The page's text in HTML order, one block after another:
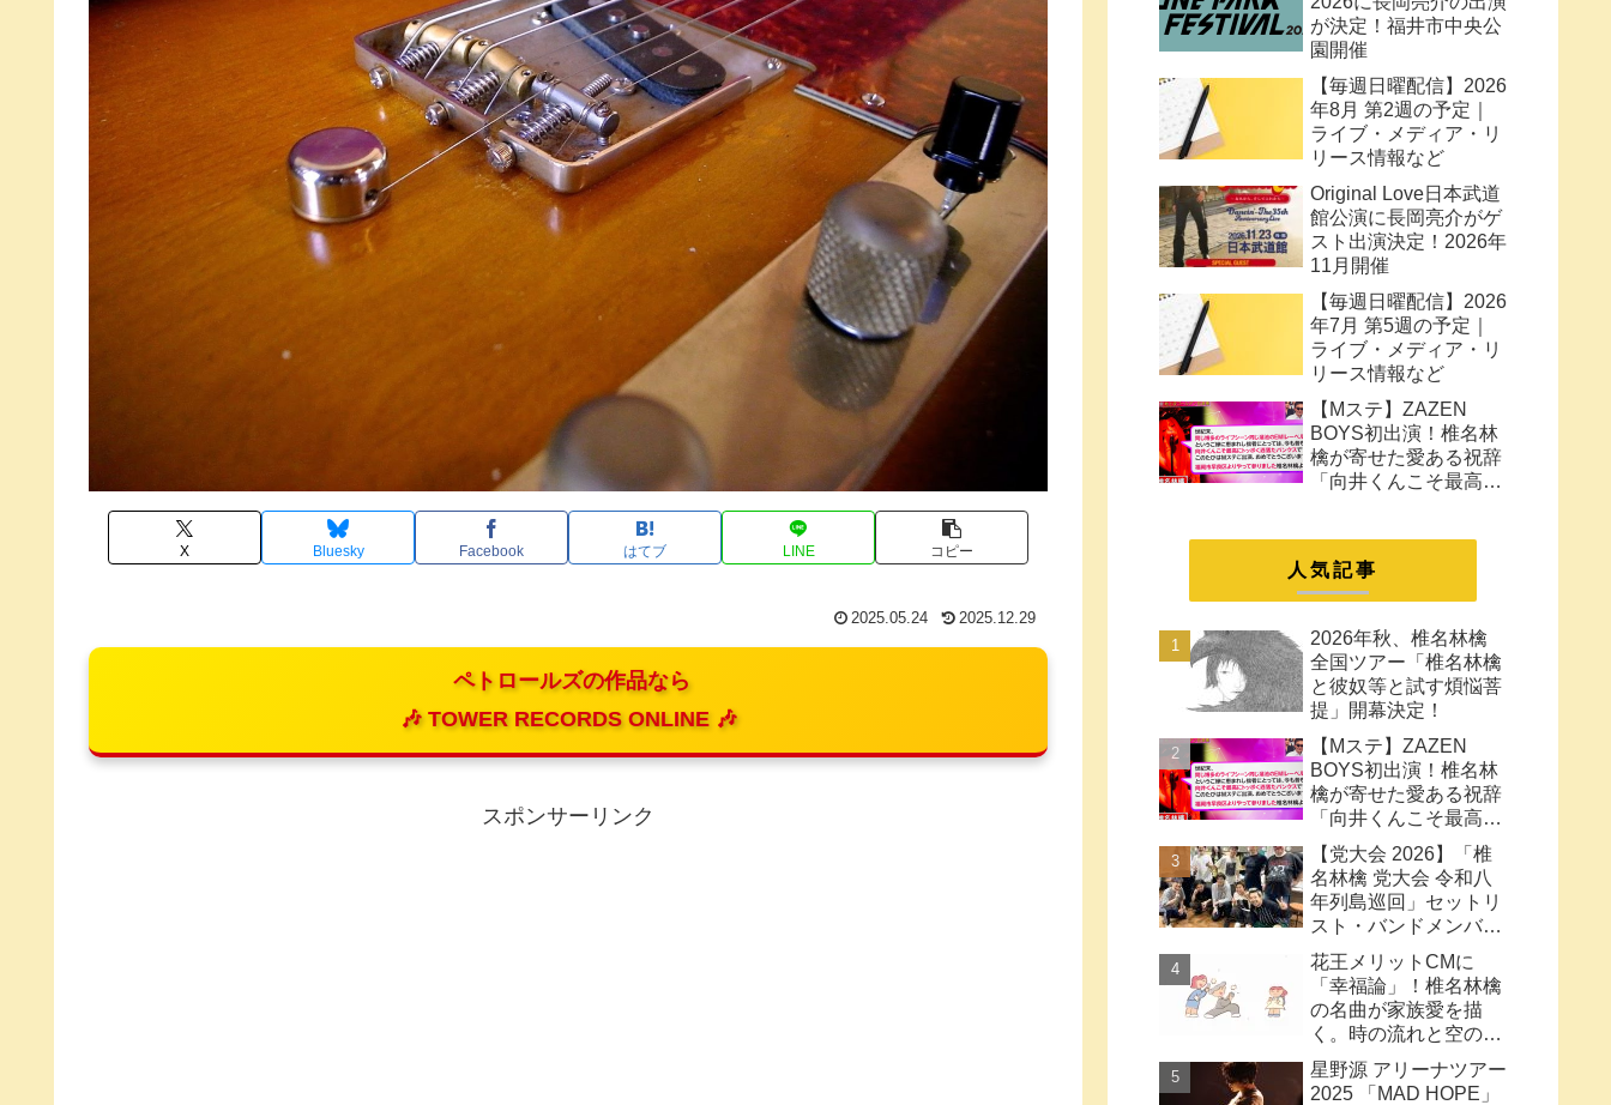
X Bluesky Facebook はてブ LINE コピー
2025.05.24 2025.12.29
ペトロールズの作品なら
🎶 TOWER RECORDS ONLINE 🎶
スポンサーリンク
が決定！福井市中央公
園開催
【毎週日曜配信】2026
年8月 第2週の予定｜
ライブ・メディア・リ
リース情報など
Original Love日本武道
館公演に長岡亮介がゲ
スト出演決定！2026年
11月開催
【毎週日曜配信】2026
年7月 第5週の予定｜
ライブ・メディア・リ
リース情報など
【Mステ】ZAZEN
BOYS初出演！椎名林
檎が寄せた愛ある祝辞
「向井くんこそ最高に
人気記事
2026年秋、椎名林檎
全国ツアー「椎名林檎
と彼奴等と試す煩悩菩
提」開幕決定！
【Mステ】ZAZEN
BOYS初出演！椎名林
檎が寄せた愛ある祝辞
「向井くんこそ最高に
トッポく洒落たパンク
ス」と密接なコラボ史
まとめ
【党大会 2026】「椎
名林檎 党大会 令和八
年列島巡回」セットリ
スト・バンドメンバー
など【ネタバレ注意】
花王メリットCMに
「幸福論」！椎名林檎
の名曲が家族愛を描
く。時の流れと空の色
に何も望みはしない様
に。
星野源 アリーナツアー
2025 「MAD HOPE」